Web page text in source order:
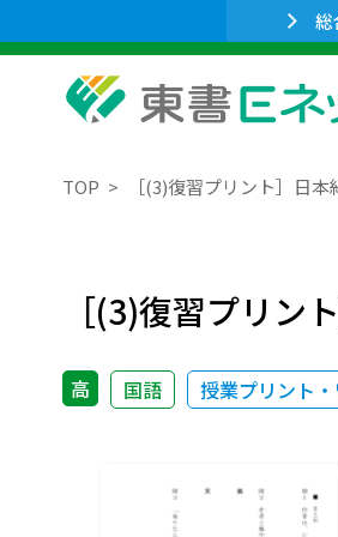
総
TOP ［(3)復習プリント］日本
［(3)復習プリン
高 国語 授業プリント